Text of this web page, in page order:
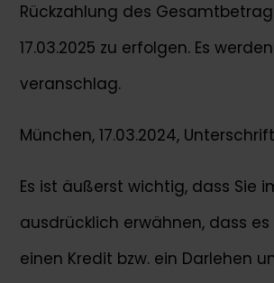
Rückzahlung des
17.03.2025 zu erfolgen. Es
veranschlag.
München, 17.03.2024,
Es ist äußerst wichtig, dass Sie
ausdrücklich erwähnen, dass
einen Kredit bzw. ein Darlehen